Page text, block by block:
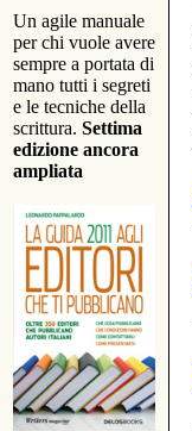
Un agile manuale
per chi vuole avere
sempre a portata di
mano tutti i segreti
e le tecniche della
scrittura. Settima
edizione ancora
ampliata